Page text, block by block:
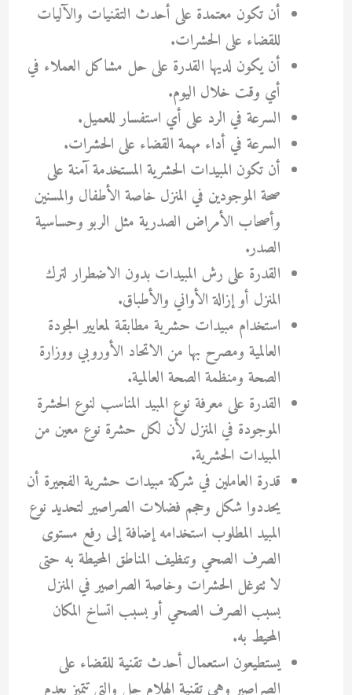
أن تكون معتمدة على أحدث التقنيات والآليات
للقضاء على الحشرات.
أن يكون لديها القدرة على حل مشاكل العملاء في
أي وقت خلال اليوم.
السرعة في الرد على أي استفسار للعميل.
السرعة في أداء مهمة القضاء على الحشرات.
أن تكون المبيدات الحشرية المستخدمة آمنة على
صحة الموجودين في المنزل خاصة الأطفال والمسنين
وأصحاب الأمراض الصدرية مثل الربو وحساسية
الصدر.
القدرة على رش المبيدات بدون الاضطرار لترك
المنزل أو إزالة الأواني والأطباق.
استخدام مبيدات حشرية مطابقة لمعايير الجودة
العالمية ومصرح بها من الاتحاد الأوروبي ووزارة
الصحة ومنظمة الصحة العالمية.
القدرة على معرفة نوع المبيد المناسب لنوع الحشرة
الموجودة في المنزل لأن لكل حشرة نوع معين من
المبيدات الحشرية.
قدرة العاملين في شركة مبيدات حشرية الفجيرة أن
يحددوا شكل وحجم فضلات الصراصير لتحديد نوع
المبيد المطلوب استخدامه إضافة إلى رفع مستوى
الصرف الصحي وتنظيف المناطق المحيطة به حتى
لا تتوغل الحشرات وخاصة الصراصير في المنزل
بسبب الصرف الصحي أو بسبب اتساخ المكان
المحيط به.
يستطيعون استعمال أحدث تقنية للقضاء على